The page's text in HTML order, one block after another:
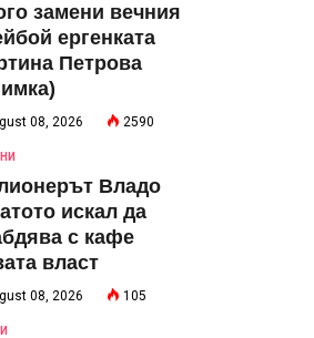
замени вечния
ергенката
Петрова
08, 2026 2590
Владо
искал да
с кафе
власт
08, 2026 105